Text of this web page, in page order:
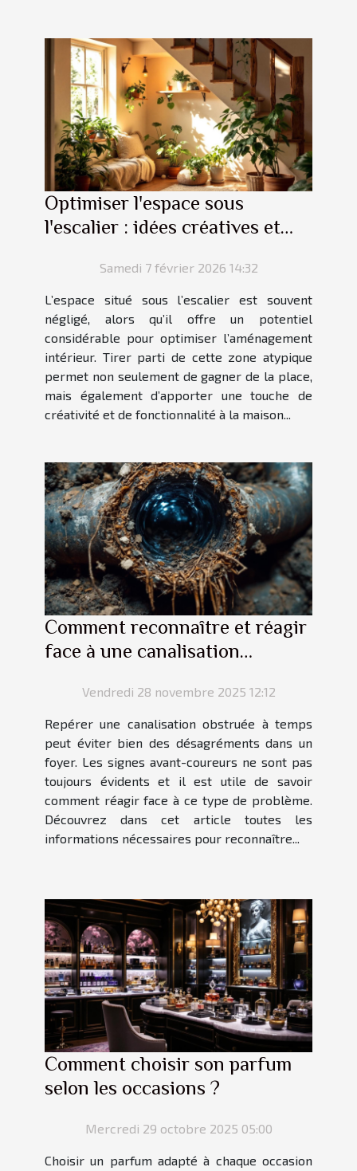
Optimiser l'espace sous
l'escalier : idées créatives et
Samedi 7 février 2026 14:32
L’espace situé sous l’escalier est souvent
négligé, alors qu’il offre un potentiel
considérable pour optimiser l’aménagement
intérieur. Tirer parti de cette zone atypique
permet non seulement de gagner de la place,
mais également d’apporter une touche de
créativité et de fonctionnalité à la maison...
Comment reconnaître et réagir
face à une canalisation
Vendredi 28 novembre 2025 12:12
Repérer une canalisation obstruée à temps
peut éviter bien des désagréments dans un
foyer. Les signes avant-coureurs ne sont pas
toujours évidents et il est utile de savoir
comment réagir face à ce type de problème.
Découvrez dans cet article toutes les
informations nécessaires pour reconnaître...
Comment choisir son parfum
selon les occasions ?
Mercredi 29 octobre 2025 05:00
Choisir un parfum adapté à chaque occasion